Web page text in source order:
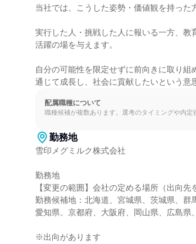
当社では、こうした姿勢・価値観を持った
実行した人・挑戦した人に報いる一方、
活躍の場を与えます。
自分の可能性を限定せずに前向きに取り
通じて成長し、社会に貢献したいという意
配属職種について
職種候補が複数あります。選考のタイミングや内定
勤務地
雪印メグミルク株式会社
勤務地
【変更の範囲】会社の定める場所（出向先
勤務候補地：北海道、宮城県、茨城県、群
愛知県、京都府、大阪府、岡山県、広島県
※出向があります